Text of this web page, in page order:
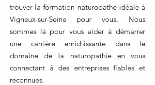
trouver la formation naturopathe idéale à
Vigneux-sur-Seine pour vous. Nous
sommes là pour vous aider à démarrer
une carrière enrichissante dans le
domaine de la naturopathie en vous
connectant à des entreprises fiables et
reconnues.